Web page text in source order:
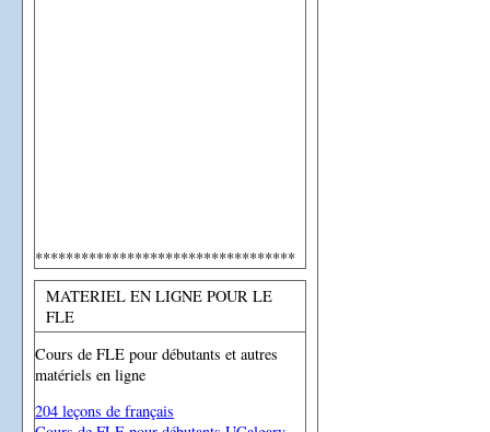
**********************************
MATERIEL EN LIGNE POUR LE
FLE
Cours de FLE pour débutants et autres
matériels en ligne
204 leçons de français